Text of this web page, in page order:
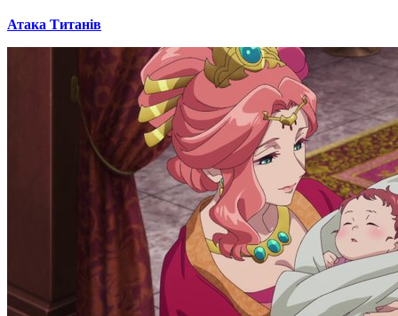
Атака Титанів